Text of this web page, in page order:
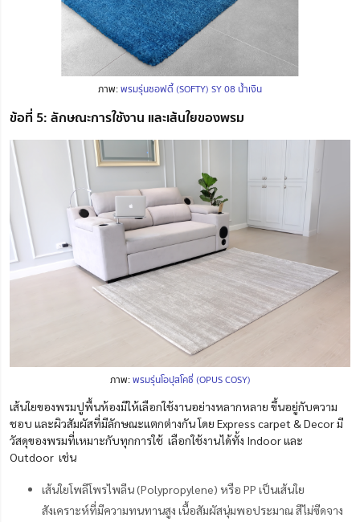
ภาพ:พรมรุ่นซอฟตี้ (SOFTY) SY 08 น้ำเงิน
ข้อที่ 5: ลักษณะการใช้งาน และเส้นใยของพรม
ภาพ:พรมรุ่นโอปุสโคซี่ (OPUS COSY)
เส้นใยของพรมปูพื้นห้องมีให้เลือกใช้งานอย่างหลากหลาย ขึ้นอยู่กับความ
ชอบ และผิวสัมผัสที่มีลักษณะแตกต่างกัน โดย Express carpet & Decorมี
วัสดุของพรมที่เหมาะกับทุกการใช้ เลือกใช้งานได้ทั้ง Indoor และ
Outdoor เช่น
เส้นใยโพลีโพรไพลีน (Polypropylene) หรือ PP เป็นเส้นใย
สังเคราะห์ที่มีความทนทานสูง เนื้อสัมผัสนุ่มพอประมาณ สีไม่ซีดจาง